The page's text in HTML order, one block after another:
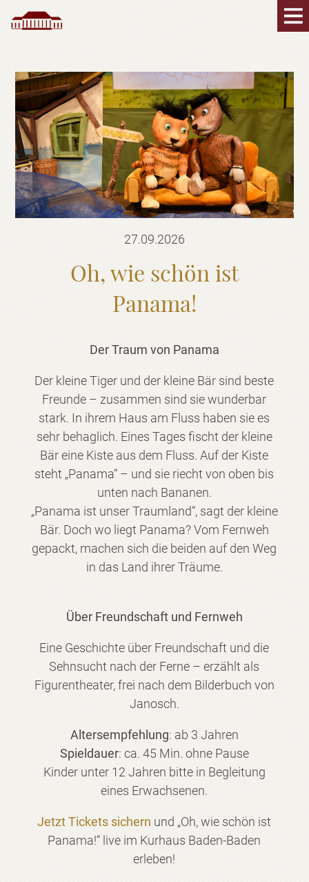
27.09.2026
Oh, wie schön ist
Panama!
Der Traum von Panama
Der kleine Tiger und der kleine Bär sind beste
Freunde – zusammen sind sie wunderbar
stark. In ihrem Haus am Fluss haben sie es
sehr behaglich. Eines Tages fischt der kleine
Bär eine Kiste aus dem Fluss. Auf der Kiste
steht „Panama“ – und sie riecht von oben bis
unten nach Bananen.
„Panama ist unser Traumland“, sagt der kleine
Bär. Doch wo liegt Panama? Vom Fernweh
gepackt, machen sich die beiden auf den Weg
in das Land ihrer Träume.
Über Freundschaft und Fernweh
Eine Geschichte über Freundschaft und die
Sehnsucht nach der Ferne – erzählt als
Figurentheater, frei nach dem Bilderbuch von
Janosch.
Altersempfehlung: ab 3 Jahren
Spieldauer: ca. 45 Min. ohne Pause
Kinder unter 12 Jahren bitte in Begleitung
eines Erwachsenen.
Jetzt Tickets sichern und „Oh, wie schön ist
Panama!“ live im Kurhaus Baden-Baden
erleben!